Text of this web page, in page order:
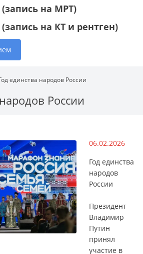
(запись на МРТ)
(запись на КТ и рентген)
единства народов России
России
06.02.2026
Год единства
народов
России
Президент
Владимир
Путин
принял
участие в